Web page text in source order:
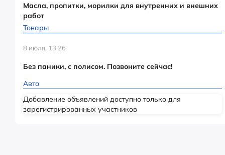
Масла, пропитки, морилки для внутренних и внешних
работ
Товары
8 июля, 13:26
Без паники, с полисом. Позвоните сейчас!
Авто
Добавление объявлений доступно только для
зарегистрированных участников